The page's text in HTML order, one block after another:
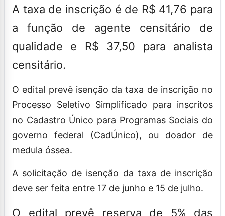
A taxa de inscrição é de R$ 41,76 para
a função de agente censitário de
qualidade e R$ 37,50 para analista
censitário.
O edital prevê isenção da taxa de inscrição no
Processo Seletivo Simplificado para inscritos
no Cadastro Único para Programas Sociais do
governo federal (CadÚnico), ou doador de
medula óssea.
A solicitação de isenção da taxa de inscrição
deve ser feita entre 17 de junho e 15 de julho.
O edital prevê reserva de 5% das